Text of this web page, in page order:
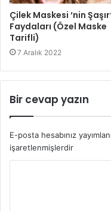
Çilek Maskesi ‘nin
Faydaları (Özel Maske
Tarifli)
7 Aralık 2022
Bir cevap yazın
E-posta hesabınız
işaretlenmişlerdir